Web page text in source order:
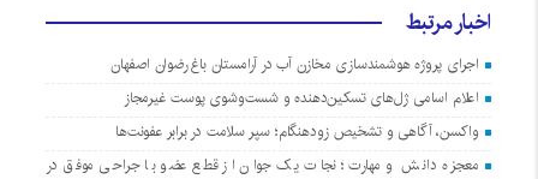
اخبار مرتبط
اجرای پروژه هوشمندسازی مخازن آب در آرامستان‌ باغ رضوان اصفهان
اعلام اسامی ژل‌های تسکین‌دهنده و شست‌وشوی پوست غیرمجاز
واکسن، آگاهی و تشخیص زودهنگام؛ سپر سلامت در برابر عفونت‌ها
معجزه دانش و مهارت؛ نجات یک جوان از قطع عضو با جراحی موفق در